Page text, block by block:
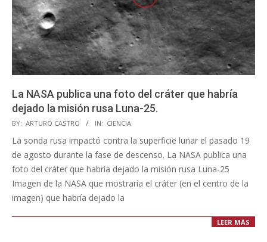
La NASA publica una foto del cráter que habría
dejado la misión rusa Luna-25.
2023-
09-
01
BY: ARTURO CASTRO IN: CIENCIA
La sonda rusa impactó contra la superficie lunar el pasado 19
de agosto durante la fase de descenso. La NASA publica una
foto del cráter que habría dejado la misión rusa Luna-25
Imagen de la NASA que mostraría el cráter (en el centro de la
imagen) que habría dejado la
LEER MÁS